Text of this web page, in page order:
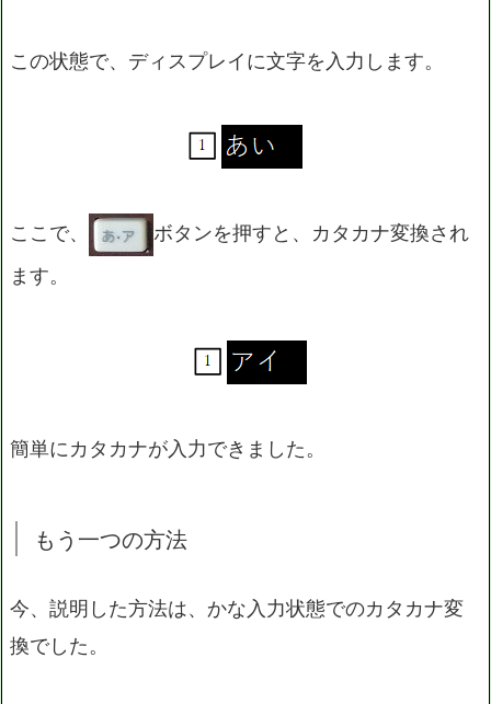
この状態で、ディスプレイに文字を入力します。
ここで、
ボタンを押すと、カタカナ変換され
ます。
簡単にカタカナが入力できました。
もう一つの方法
今、説明した方法は、かな入力状態でのカタカナ変
換でした。